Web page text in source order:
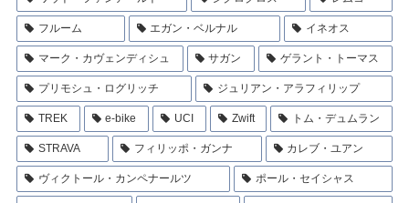
フルーム エガン・ベルナル イネオス
マーク・カヴェンディシュ サガン ゲラント・トーマス
プリモシュ・ログリッチ ジュリアン・アラフィリップ
TREK e-bike UCI Zwift トム・デュムラン
STRAVA フィリッポ・ガンナ カレブ・ユアン
ヴィクトール・カンペナールツ ポール・セイシャス